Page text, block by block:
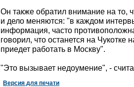
Он также обратил внимание на то,
и дело меняются: "в каждом
информация, часто
говорил, что останется на Чукотке
приедет работать в Москву".
"Это вызывает недоумение", -
Версия для печати